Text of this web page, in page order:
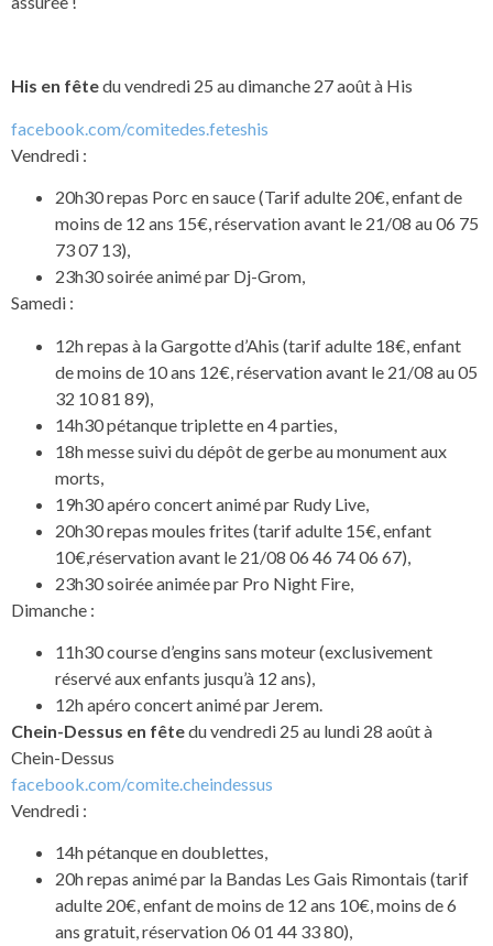
His en fêtedu vendredi 25 au dimanche 27 août à His
facebook.com/comitedes.feteshis
Vendredi :
20h30 repas Porc en sauce (Tarif adulte 20€, enfant de
moins de 12 ans 15€, réservation avant le 21/08 au 06 75
73 07 13),
23h30 soirée animé par Dj-Grom,
Samedi :
12h repas à la Gargotte d’Ahis (tarif adulte 18€, enfant
de moins de 10 ans 12€, réservation avant le 21/08 au 05
32 10 81 89),
14h30 pétanque triplette en 4 parties,
18h messe suivi du dépôt de gerbe au monument aux
morts,
19h30 apéro concert animé par Rudy Live,
20h30 repas moules frites (tarif adulte 15€, enfant
10€,réservation avant le 21/08 06 46 74 06 67),
23h30 soirée animée par Pro Night Fire,
Dimanche :
11h30 course d’engins sans moteur (exclusivement
réservé aux enfants jusqu’à 12 ans),
12h apéro concert animé par Jerem.
Chein-Dessus en fêtedu vendredi 25 au lundi 28 août à
Chein-Dessus
facebook.com/comite.cheindessus
Vendredi :
14h pétanque en doublettes,
20h repas animé par la Bandas Les Gais Rimontais (tarif
adulte 20€, enfant de moins de 12 ans 10€, moins de 6
ans gratuit, réservation 06 01 44 33 80),